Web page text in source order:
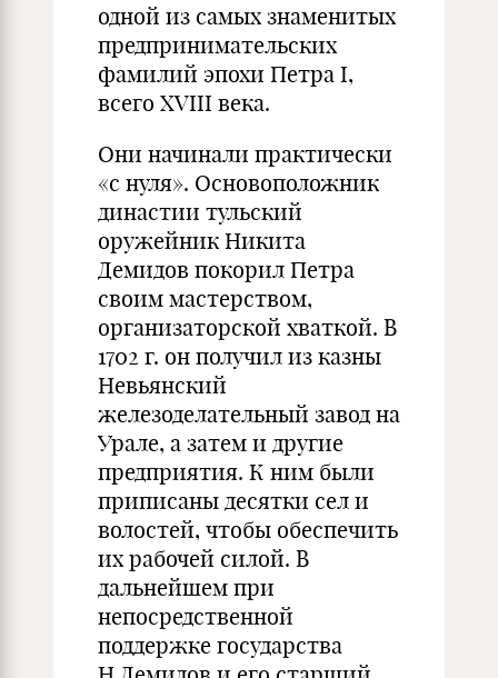
одной из самых знаменитых
предпринимательских
фамилий эпохи Петра I,
всего XVIII века.
Они начинали практически
«с нуля». Основоположник
династии тульский
оружейник Никита
Демидов покорил Петра
своим мастерством,
организаторской хваткой. В
1702 г. он получил из казны
Невьянский
железоделательный завод на
Урале, а затем и другие
предприятия. К ним были
приписаны десятки сел и
волостей, чтобы обеспечить
их рабочей силой. В
дальнейшем при
непосредственной
поддержке государства